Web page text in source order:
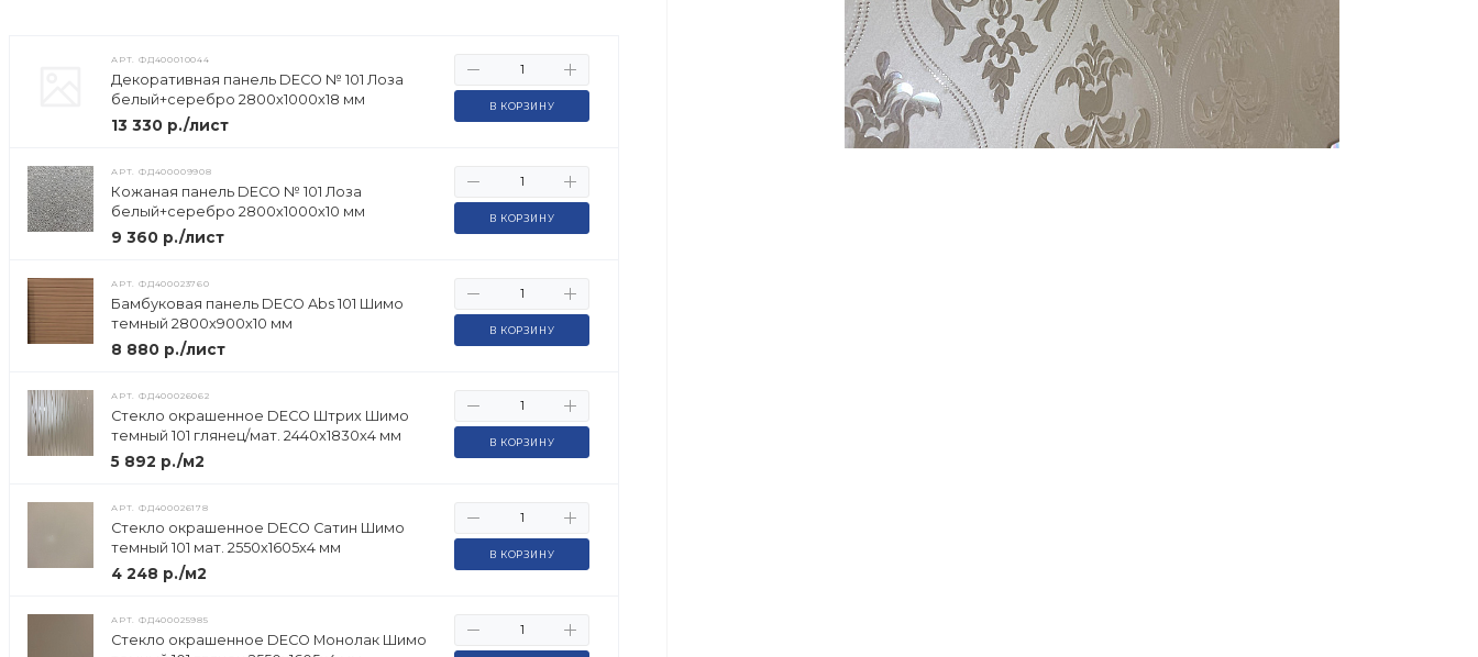
АРТ.ФД400010044
Декоративная панель DECO № 101 Лоза
белый+серебро 2800х1000х18 мм
13 330 р./лист
В КОРЗИНУ
АРТ.ФД400009908
Кожаная панель DECO № 101 Лоза
белый+серебро 2800х1000х10 мм
9 360 р./лист
В КОРЗИНУ
АРТ.ФД400023760
Бамбуковая панель DECO Abs 101 Шимо
темный 2800х900х10 мм
8 880 р./лист
В КОРЗИНУ
АРТ.ФД400026062
Стекло окрашенное DECO Штрих Шимо
темный 101 глянец/мат. 2440х1830х4 мм
5 892 р./м2
В КОРЗИНУ
АРТ.ФД400026178
Стекло окрашенное DECO Сатин Шимо
темный 101 мат. 2550х1605х4 мм
4 248 р./м2
В КОРЗИНУ
АРТ.ФД400025985
Стекло окрашенное DECO Монолак Шимо